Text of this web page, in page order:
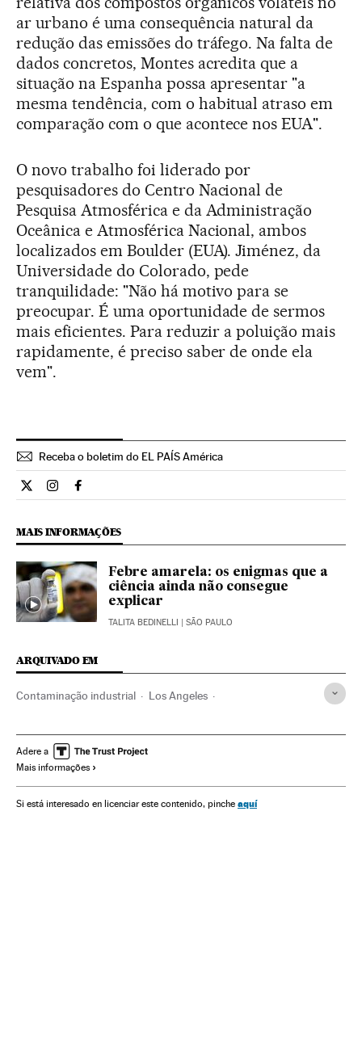
ar urbano é uma consequência natural da
redução das emissões do tráfego. Na falta de
dados concretos, Montes acredita que a
situação na Espanha possa apresentar "a
mesma tendência, com o habitual atraso em
comparação com o que acontece nos EUA".
O novo trabalho foi liderado por
pesquisadores do Centro Nacional de
Pesquisa Atmosférica e da Administração
Oceânica e Atmosférica Nacional, ambos
localizados em Boulder (EUA). Jiménez, da
Universidade do Colorado, pede
tranquilidade: "Não há motivo para se
preocupar. É uma oportunidade de sermos
mais eficientes. Para reduzir a poluição mais
rapidamente, é preciso saber de onde ela
vem".
Receba o boletim do EL PAÍS América
Ciencia El País Brasil en Twitter
Ciencia El País Brasil en Instagram
Ciencia El País Brasil en Facebook
MAIS INFORMAÇÕES
Febre amarela: os enigmas que a
ciência ainda não consegue
explicar
TALITA BEDINELLI | SÃO PAULO
ARQUIVADO EM
Contaminação industrial Los Angeles
Meio ambiente Ciência
Adere a
Mais informações
Si está interesado en licenciar este contenido, pinche aquí